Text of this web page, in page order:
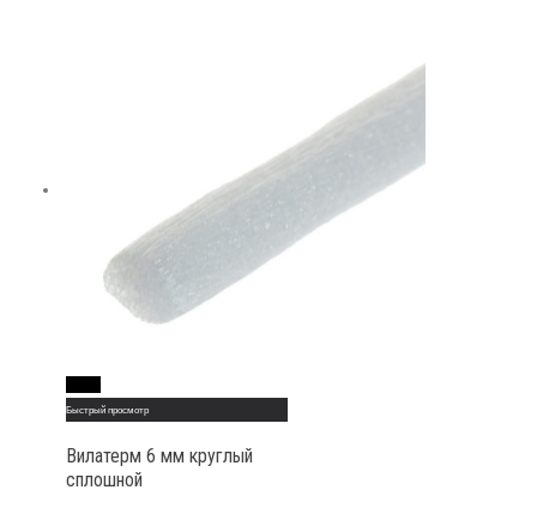
Быстрый просмотр
Вилатерм 6 мм круглый
сплошной